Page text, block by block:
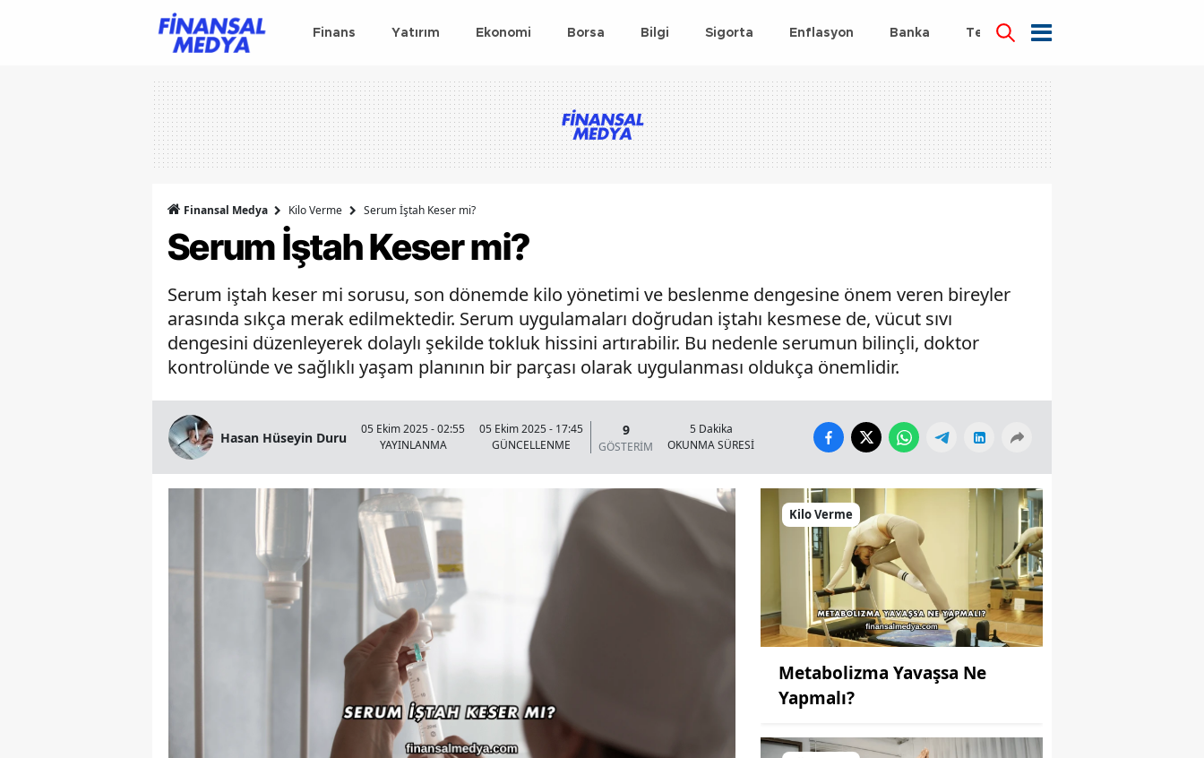
Finans Yatırım Ekonomi Borsa Bilgi Sigorta Enflasyon Banka Teknoloji
Finansal Medya Kilo Verme Serum İştah Keser mi?
Serum İştah Keser mi?
Serum iştah keser mi sorusu, son dönemde kilo yönetimi ve beslenme dengesine önem veren bireyler
arasında sıkça merak edilmektedir. Serum uygulamaları doğrudan iştahı kesmese de, vücut sıvı
dengesini düzenleyerek dolaylı şekilde tokluk hissini artırabilir. Bu nedenle serumun bilinçli, doktor
kontrolünde ve sağlıklı yaşam planının bir parçası olarak uygulanması oldukça önemlidir.
Hasan Hüseyin Duru
05 Ekim 2025 - 02:55
YAYINLANMA
05 Ekim 2025 - 17:45
GÜNCELLENME
9
GÖSTERİM
5 Dakika
OKUNMA SÜRESİ
Kilo Verme
Metabolizma Yavaşsa Ne
Yapmalı?